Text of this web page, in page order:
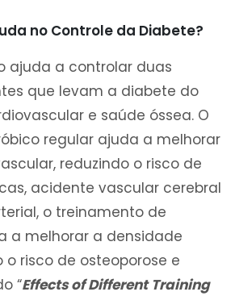
no Controle da Diabete?
ajuda a controlar duas
que levam a diabete do
e saúde óssea. O
regular ajuda a melhorar
reduzindo o risco de
acidente vascular cerebral
o treinamento de
a melhorar a densidade
o risco de osteoporose e
“Effects of Different Training